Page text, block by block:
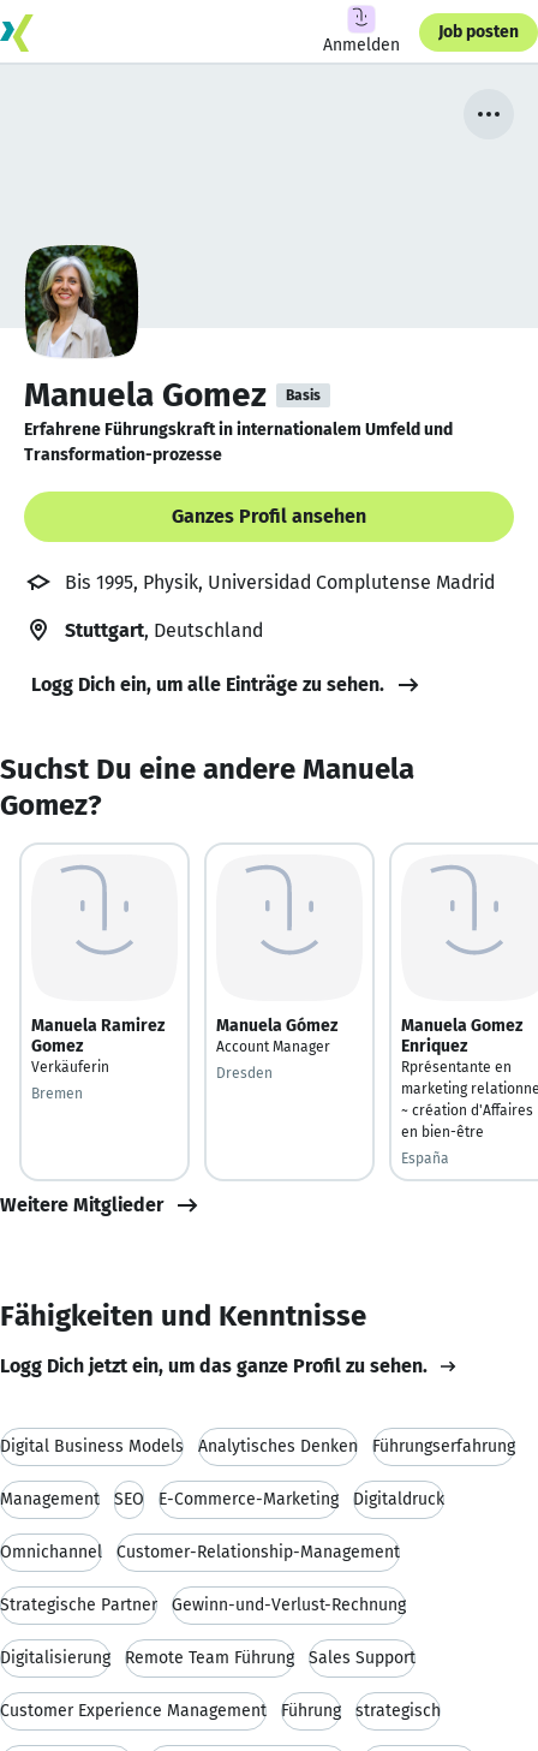
Anmelden
Job posten
Manuela Gomez Basis
Erfahrene Führungskraft in internationalem Umfeld und
Transformation-prozesse
Ganzes Profil ansehen
Bis 1995, Physik, Universidad Complutense Madrid
Stuttgart, Deutschland
Logg Dich ein, um alle Einträge zu sehen.
Suchst Du eine andere Manuela
Gomez?
Manuela Ramirez
Gomez
Verkäuferin
Bremen
Manuela Gómez
Account Manager
Dresden
Manuela Gomez
Enriquez
Rprésentante en
marketing
~ création d'Affaires
en bien-être
España
Weitere Mitglieder
Fähigkeiten und Kenntnisse
Logg Dich jetzt ein, um das ganze Profil zu sehen.
Digital Business Models Analytisches Denken Führungserfahrung
Management SEO E-Commerce-Marketing Digitaldruck
Omnichannel Customer-Relationship-Management
Strategische Partner Gewinn-und-Verlust-Rechnung
Digitalisierung Remote Team Führung Sales Support
Customer Experience Management Führung strategisch